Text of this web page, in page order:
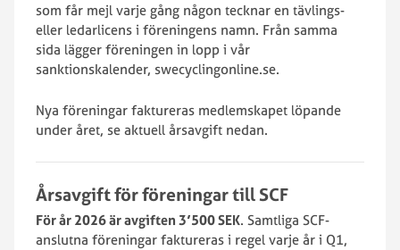
som får mejl varje gång någon tecknar en tävlings-
eller ledarlicens i föreningens namn. Från samma
sida lägger föreningen in lopp i vår
sanktionskalender, swecyclingonline.se.
Nya föreningar faktureras medlemskapet löpande
under året, se aktuell årsavgift nedan.
Årsavgift för föreningar till SCF
För år 2026 är avgiften 3’500 SEK. Samtliga SCF-
anslutna föreningar faktureras i regel varje år i Q1,